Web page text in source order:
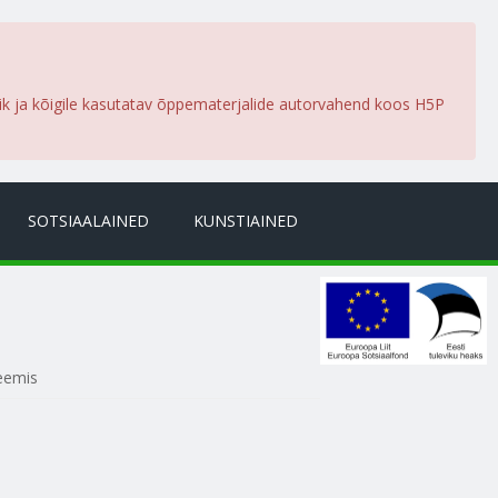
ja kõigile kasutatav õppematerjalide autorvahend koos H5P
SOTSIAALAINED KUNSTIAINED